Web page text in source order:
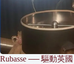
Rubasse ── 驅動英